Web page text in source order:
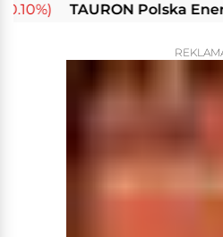
TAURON Polska